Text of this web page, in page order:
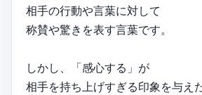
相手の行動や言葉に対して
称賛や驚きを表す言葉です。
しかし、「感心する」が
相手を持ち上げすぎる印象を与えた